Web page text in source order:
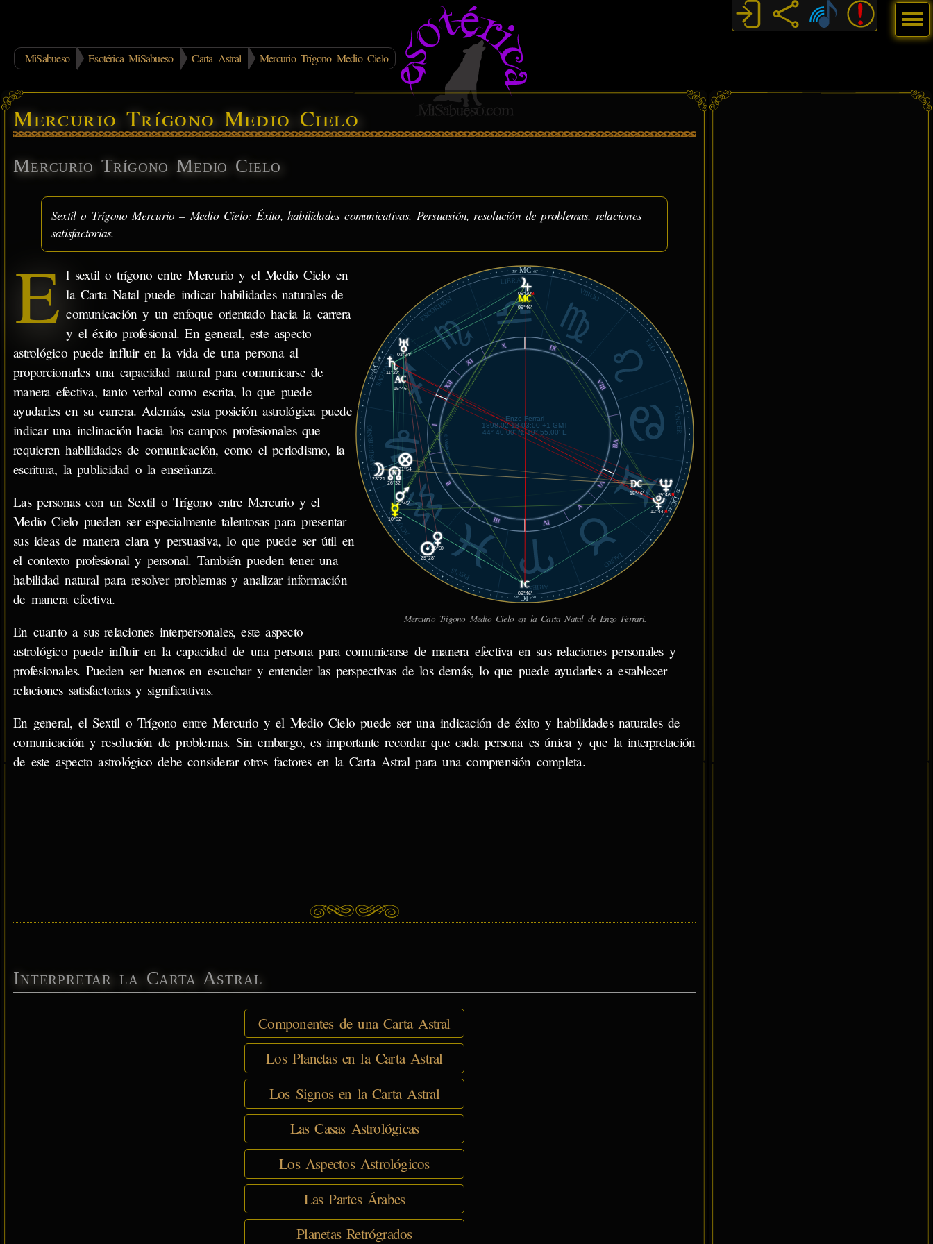
MiSabueso Esotérica MiSabueso Carta Astral Mercurio Trígono Medio Cielo
Mercurio Trígono Medio Cielo
Mercurio Trígono Medio Cielo
Sextil o Trígono Mercurio – Medio Cielo: Éxito, habilidades comunicativas. Persuasión, resolución de problemas, relaciones
satisfactorias.
© MiSabueso.com
15°
AC
46'
15°
DC
46'
09°MC 46'
09°
IC
46'
ARIES
TAURO
GÉMINIS
CÁNCER
LEO
VIRGO
LIBRA
ESCORPIÓN
SAGITARIO
CAPRICORNIO
ACUARIO
PISCIS
X
XI
XII
I
II
III IV
V
VI
VII
VIII
IX
29°28'
23°21'
10°02'
29°59'
05°45'
09°20'℞
11°27'
03°24'
19°46'℞
12°44'℞
15°46'
15°46'
09°46'
09°46'
26°32'
21°54'
Enzo Ferrari
1898.02.18 03:00 +1 GMT
44° 40.00' N, 10° 55.00' E
Mercurio Trígono Medio Cielo en la Carta Natal de Enzo Ferrari.
E l sextil o trígono entre Mercurio y el Medio Cielo en
la Carta Natal puede indicar habilidades naturales de
comunicación y un enfoque orientado hacia la carrera
y el éxito profesional. En general, este aspecto
astrológico puede influir en la vida de una persona al
proporcionarles una capacidad natural para comunicarse de
manera efectiva, tanto verbal como escrita, lo que puede
ayudarles en su carrera. Además, esta posición astrológica puede
indicar una inclinación hacia los campos profesionales que
requieren habilidades de comunicación, como el periodismo, la
escritura, la publicidad o la enseñanza.
Las personas con un Sextil o Trígono entre Mercurio y el
Medio Cielo pueden ser especialmente talentosas para presentar
sus ideas de manera clara y persuasiva, lo que puede ser útil en
el contexto profesional y personal. También pueden tener una
habilidad natural para resolver problemas y analizar información
de manera efectiva.
En cuanto a sus relaciones interpersonales, este aspecto
astrológico puede influir en la capacidad de una persona para comunicarse de manera efectiva en sus relaciones personales y
profesionales. Pueden ser buenos en escuchar y entender las perspectivas de los demás, lo que puede ayudarles a establecer
relaciones satisfactorias y significativas.
En general, el Sextil o Trígono entre Mercurio y el Medio Cielo puede ser una indicación de éxito y habilidades naturales de
comunicación y resolución de problemas. Sin embargo, es importante recordar que cada persona es única y que la interpretación
de este aspecto astrológico debe considerar otros factores en la Carta Astral para una comprensión completa.
Interpretar la Carta Astral
Componentes de una Carta Astral
Los Planetas en la Carta Astral
Los Signos en la Carta Astral
Las Casas Astrológicas
Los Aspectos Astrológicos
Las Partes Árabes
Planetas Retrógrados
Menú